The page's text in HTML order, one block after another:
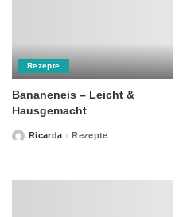
Rezepte
Bananeneis – Leicht &
Hausgemacht
PostedRicarda Rezepte